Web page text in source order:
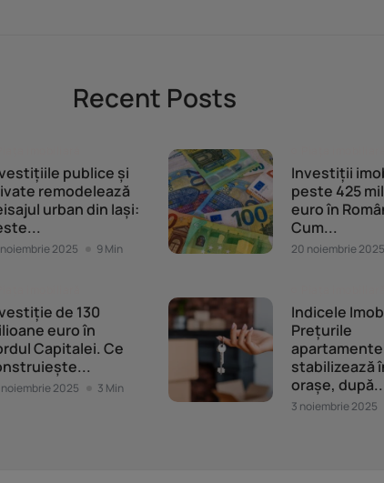
Recent Posts
publice și
remodelează
urban din Iași:
2025 9 Min
Investiții
peste 425
euro în
Cum...
20 noiembrie 2025
de 130
euro în
Capitalei. Ce
2025 3 Min
Indicele
Prețurile
stabilizează
orașe,
3 noiembrie 2025